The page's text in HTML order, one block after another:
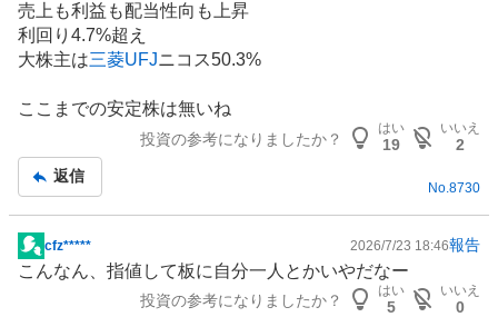
事
売上も利益も配当性向も上昇
利回り4.7%超え
大株主は三菱UFJニコス50.3%
ここまでの安定株は無いね
投資の参考になりましたか？
はい
19
いいえ
2
返信
No. 8730
掲
示
cfz***** 2026/7/23 18:46報告
こんなん、指値して板に自分一人とかいやだなー
投資の参考になりましたか？
はい
5
いいえ
0